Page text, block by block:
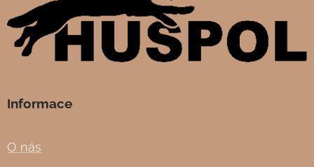
Informace
O nás